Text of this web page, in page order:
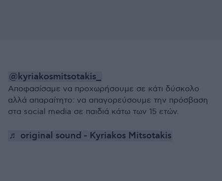
@kyriakosmitsotakis_
Αποφασίσαμε να προχωρήσουμε σε κάτι δύσκολο
αλλά απαραίτητο: να απαγορεύσουμε την πρόσβαση
στα social media σε παιδιά κάτω των 15 ετών.
♬ original sound - Kyriakos Mitsotakis